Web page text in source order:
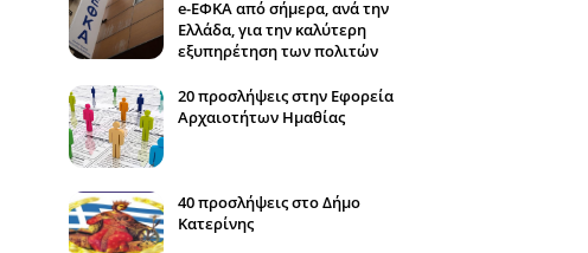
e-ΕΦΚΑ από σήμερα, ανά την
Ελλάδα, για την καλύτερη
εξυπηρέτηση των πολιτών
20 προσλήψεις στην Εφορεία
Αρχαιοτήτων Ημαθίας
40 προσλήψεις στο Δήμο
Κατερίνης